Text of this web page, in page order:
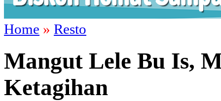
Home » Resto
Mangut Lele Bu Is,
Ketagihan